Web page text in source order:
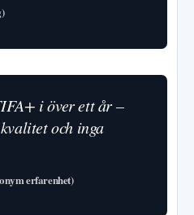
i över ett år –
och inga
erfarenhet)